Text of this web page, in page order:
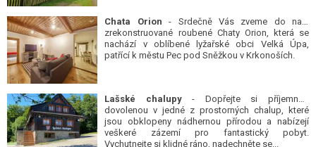
Chata Orion - Srdečně Vás zveme do naší
zrekonstruované roubené Chaty Orion, která se
nachází v oblíbené lyžařské obci Velká Úpa,
patřící k městu Pec pod Sněžkou v Krkonoších.
Lašské chalupy- Dopřejte si příjemnou
dovolenou v jedné z prostorných chalup, které
jsou obklopeny nádhernou přírodou a nabízejí
veškeré zázemí pro fantastický pobyt.
Vychutnejte si klidné ráno, nadechněte se...